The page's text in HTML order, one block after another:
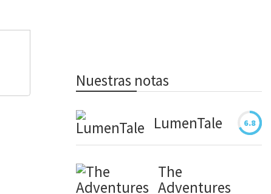
Nuestras notas
LumenTale 6.8
The
Adventures